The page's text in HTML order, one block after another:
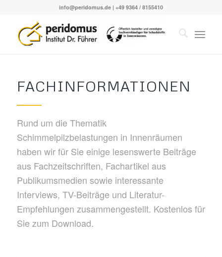
info@peridomus.de| +49 9364 / 8155410
FACHINFORMATIONEN
Rund um die Thematik
Schimmelpilzbelastungen in Innenräumen
haben wir für Sie einige lesenswerte Beiträge
aus Fachzeitschriften, Fachartikel aus
Publikumsmedien sowie interessante
Interviews, TV-Beiträge und Literatur-
Empfehlungen zusammengestellt. Kostenlos für
Sie zum Download.